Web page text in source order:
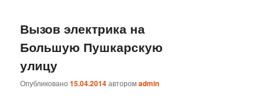
Вызов электрика на
Большую Пушкарскую
улицу
Опубликовано15.04.2014авторомadmin